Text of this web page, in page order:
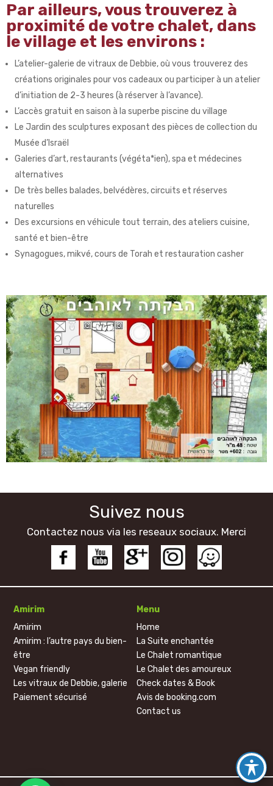
Par ailleurs, vous trouverez à
proximité de votre chalet, dans
le village et les environs :
L’atelier-galerie de vitraux de Debbie, où vous trouverez des
créations originales pour vos cadeaux ou participer à un atelier
d’initiation de 2-3 heures (à réserver à l’avance).
L’accès gratuit en saison à la superbe piscine du village
Le Jardin des sculptures exposant des pièces de collection du
Musée d’Israël
Galeries d’art, restaurants (végéta*ien), spa et médecines
alternatives
De très belles balades, belvédères, circuits et réserves
naturelles
Des excursions en véhicule tout terrain, des ateliers cuisine,
santé et bien-être
Synagogues, mikvé, cours de Torah et restauration casher
Suivez nous
Contactez nous via les reseaux sociaux. Merci
Amirim
Amirim
Amirim : l’autre pays du bien-
être
Vegan friendly
Les vitraux de Debbie, galerie
Paiement sécurisé
Menu
Home
La Suite enchantée
Le Chalet romantique
Le Chalet des amoureux
Check dates & Book
Avis de booking.com
Contact us